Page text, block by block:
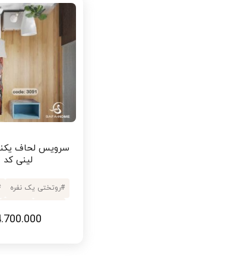
طراحی زیبا و منحصر به فرد
سرویس لحاف کودک طرح
انحصاری دارد که جلوه‌ای
این محصول، نشان‌دهنده
ویژگی‌های برجسته سرویس
دارای گارانتی تعویض 14 ماهه
الیاف هالو ضد حساسیت
دوخت بسیار تمیز و مقاوم
سرویس لحاف
لینی کد 3091
#روتختی یک نفره